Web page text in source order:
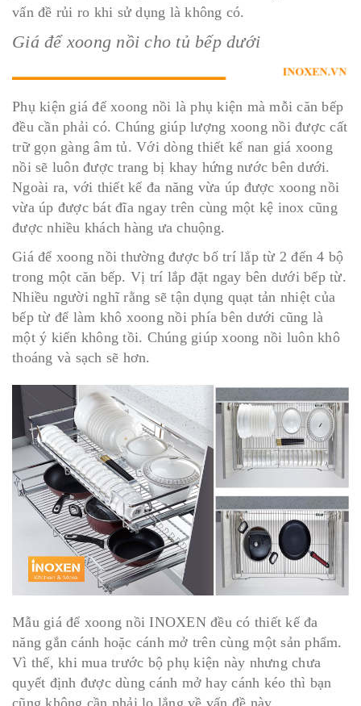
vấn đề rủi ro khi sử dụng là không có.
Giá để xoong nồi cho tủ bếp dưới
Phụ kiện giá để xoong nồi là phụ kiện mà mỗi căn bếp
đều cần phải có. Chúng giúp lượng xoong nồi được cất
trữ gọn gàng âm tủ. Với dòng thiết kế nan giá xoong
nồi sẽ luôn được trang bị khay hứng nước bên dưới.
Ngoài ra, với thiết kế đa năng vừa úp được xoong nồi
vừa úp được bát đĩa ngay trên cùng một kệ inox cũng
được nhiều khách hàng ưa chuộng.
Giá để xoong nồi thường được bố trí lắp từ 2 đến 4 bộ
trong một căn bếp. Vị trí lắp đặt ngay bên dưới bếp từ.
Nhiều người nghĩ rằng sẽ tận dụng quạt tản nhiệt của
bếp từ để làm khô xoong nồi phía bên dưới cũng là
một ý kiến không tồi. Chúng giúp xoong nồi luôn khô
thoáng và sạch sẽ hơn.
Mẫu giá để xoong nồi INOXEN đều có thiết kế đa
năng gắn cánh hoặc cánh mở trên cùng một sản phẩm.
Vì thế, khi mua trước bộ phụ kiện này nhưng chưa
quyết định được dùng cánh mở hay cánh kéo thì bạn